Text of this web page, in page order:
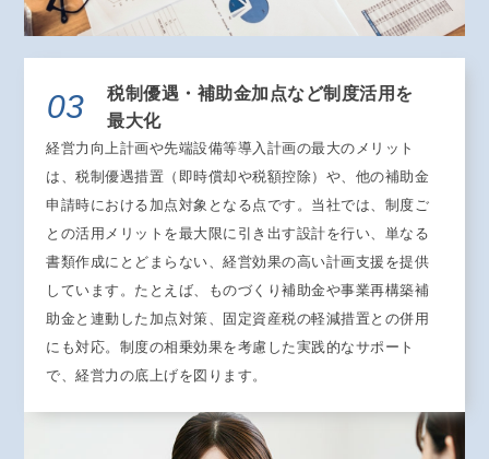
03
税制優遇・補助金加点など制度活用を
最大化
経営力向上計画や先端設備等導入計画の最大のメリット
は、税制優遇措置（即時償却や税額控除）や、他の補助金
申請時における加点対象となる点です。当社では、制度ご
との活用メリットを最大限に引き出す設計を行い、単なる
書類作成にとどまらない、経営効果の高い計画支援を提供
しています。たとえば、ものづくり補助金や事業再構築補
助金と連動した加点対策、固定資産税の軽減措置との併用
にも対応。制度の相乗効果を考慮した実践的なサポート
で、経営力の底上げを図ります。